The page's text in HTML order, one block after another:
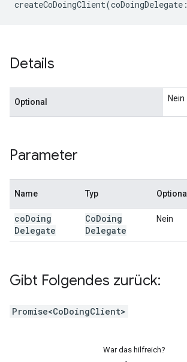
createCoDoingClient(coDoingDelegate :
Details
Optional Nein
Parameter
Name Typ Optional
coDoing
Delegate
CoDoing
Delegate
Nein
Gibt Folgendes zurück:
Promise<CoDoingClient>
War das hilfreich?